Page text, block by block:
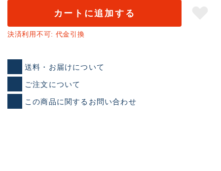
カートに追加する
決済利用不可: 代金引換
送料・お届けについて
ご注文について
この商品に関するお問い合わせ